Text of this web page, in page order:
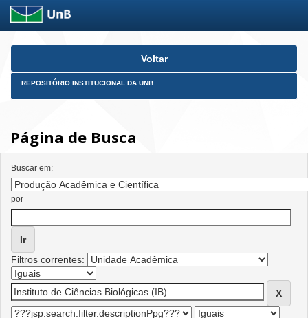
Skip
Voltar
REPOSITÓRIO INSTITUCIONAL DA UNB
Página de Busca
Buscar em:
por
Filtros correntes: